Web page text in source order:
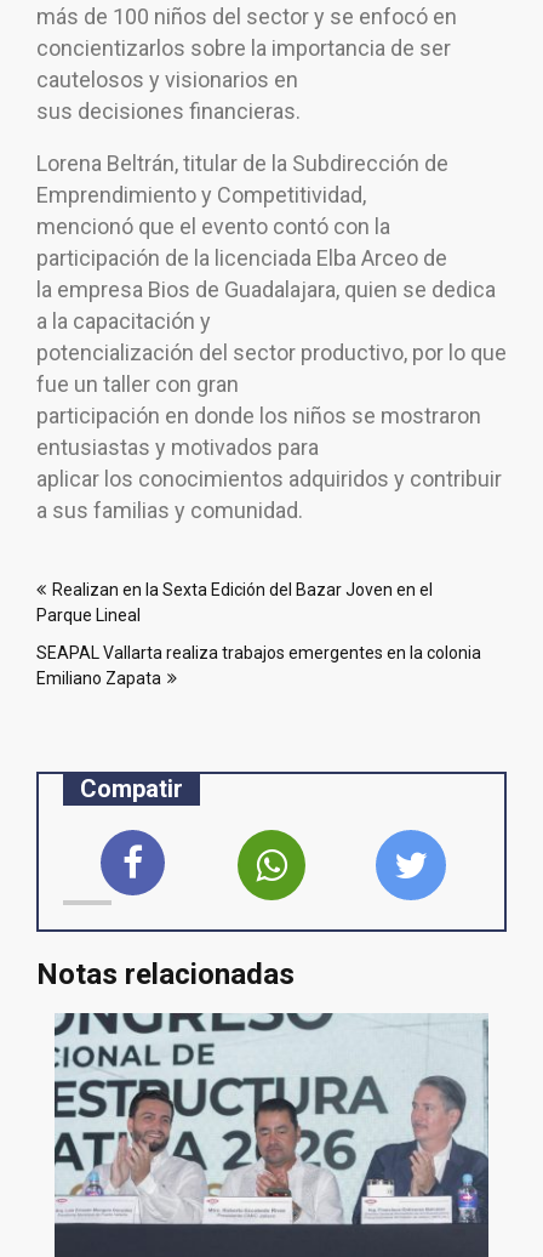
más de 100 niños del sector y se enfocó en
concientizarlos sobre la importancia de ser
cautelosos y visionarios en
sus decisiones financieras.
Lorena Beltrán, titular de la Subdirección de
Emprendimiento y Competitividad,
mencionó que el evento contó con la
participación de la licenciada Elba Arceo de
la empresa Bios de Guadalajara, quien se dedica
a la capacitación y
potencialización del sector productivo, por lo que
fue un taller con gran
participación en donde los niños se mostraron
entusiastas y motivados para
aplicar los conocimientos adquiridos y contribuir
a sus familias y comunidad.
de
entradas
Realizan en la Sexta Edición del Bazar Joven en el
Parque Lineal
SEAPAL Vallarta realiza trabajos emergentes en la colonia
Emiliano Zapata
Compatir
Notas relacionadas